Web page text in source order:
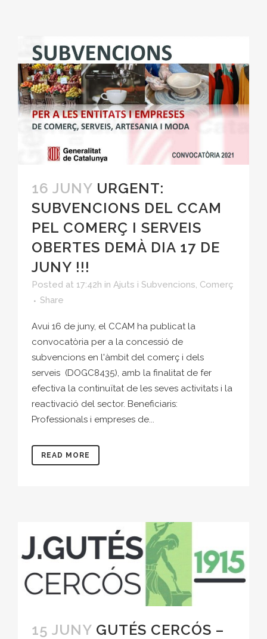
16 JUNY URGENT:
SUBVENCIONS DEL CCAM
PEL COMERÇ I SERVEIS
OBERTES DEMÀ DIA 17 DE
JUNY !!!
Posted at 17:42h in Ajuts i Subvencions, Comerç
Share
Avui 16 de juny, el CCAM ha publicat la
convocatòria per a la concessió de
subvencions en l'àmbit del comerç i dels
serveis (DOGC8435), amb la finalitat de fer
efectiva la continuïtat de les seves activitats i la
reactivació del sector. Beneficiaris:
Professionals i empreses de...
READ MORE
15 JUNY GUTÉS CERCÓS –